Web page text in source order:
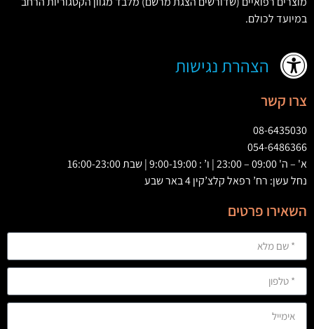
במיועד לכולם.
הצהרת נגישות
צרו קשר
08-6435030
054-6486366
א' – ה' 09:00 – 23:00 | ו’ : 9:00-19:00 | שבת 16:00-23:00
נחל עשן: רח’ רפאל קלצ’קין 4 באר שבע
השאירו פרטים